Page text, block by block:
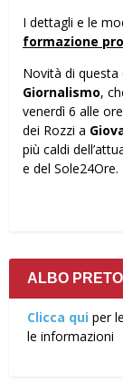
I dettagli e le
formazione
Novità di questa
Giornalismo,
venerdì 6 alle
dei Rozzi a
più caldi
e del Sole24Ore.
ALBO
Clicca qui per
le informazioni